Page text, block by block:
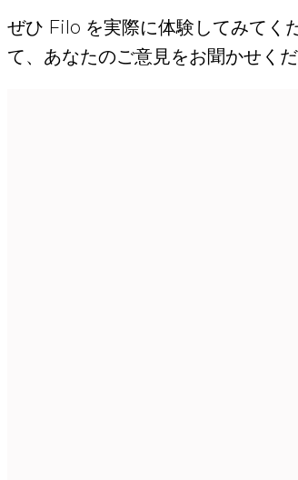
ぜひ Filo を実際に体験してみてく
て、あなたのご意見をお聞かせく